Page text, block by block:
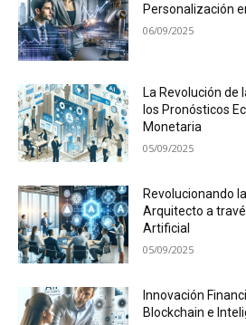
Personalización
06/09/2025
La Revolución de
los Pronósticos
Monetaria
05/09/2025
Revolucionando
Arquitecto a
Artificial
05/09/2025
Innovación
Blockchain e